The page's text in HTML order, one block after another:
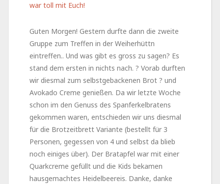
war toll mit Euch!
Guten Morgen! Gestern durfte dann die zweite
Gruppe zum Treffen in der Weiherhüttn
eintreffen.. Und was gibt es gross zu sagen? Es
stand dem ersten in nichts nach. ? Vorab durften
wir diesmal zum selbstgebackenen Brot ? und
Avokado Creme genießen. Da wir letzte Woche
schon im den Genuss des Spanferkelbratens
gekommen waren, entschieden wir uns diesmal
für die Brotzeitbrett Variante (bestellt für 3
Personen, gegessen von 4 und selbst da blieb
noch einiges über). Der Bratapfel war mit einer
Quarkcreme gefüllt und die Kids bekamen
hausgemachtes Heidelbeereis. Danke, danke